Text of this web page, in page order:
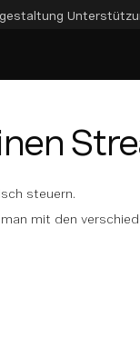
steuern.
mit den